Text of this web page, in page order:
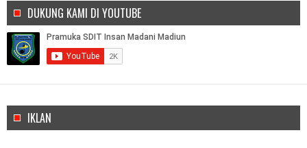
DUKUNG KAMI DI YOUTUBE
IKLAN